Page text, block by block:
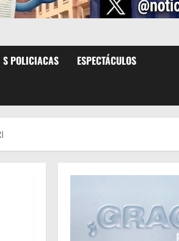
S POLICIACAS ESPECTÁCULOS